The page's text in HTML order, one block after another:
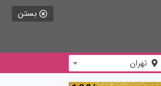
بستن
تهران